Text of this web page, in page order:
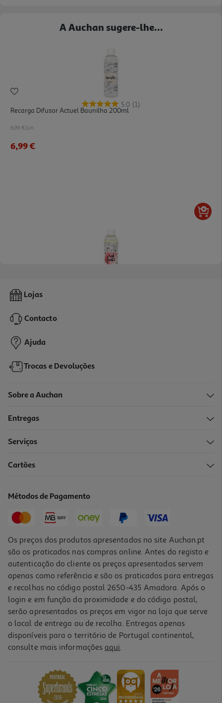
A Auchan sugere-lhe...
5.0 (1)
Recarga Difusor Actuel Baunilha 200ml
6.99 €/un
6,99 €
Recarga P/ Difusor Actuel Frutos Vermelhos 200ml
6,99 €
Regarda Difusor Actuel Monoï 200ml
Lojas
Contacto
Ajuda
Trocas e Devoluções
Sobre a Auchan
Entregas
Serviços
Cartões
Métodos de Pagamento
Os preços dos produtos apresentados no site Auchan.pt
são os praticados nas compras online. Antes do registo e
autenticação do cliente os preços apresentados servem
apenas como referência e são os praticados para entregas
e recolhas no código postal 2650-435 Amadora. Após o
login e em função da proximidade e do código postal,
serão apresentados os preços em vigor na loja que serve
o local de entrega ou de recolha. Entregas apenas
disponíveis para o território de Portugal continental,
consulte mais informações aqui.